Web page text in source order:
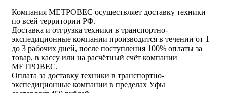
Компания МЕТРОВЕС осуществляет доставку техники
по всей территории РФ.
Доставка и отгрузка техники в транспортно-
экспедиционные компании производится в течении от 1
до 3 рабочих дней, после поступления 100% оплаты за
товар, в кассу или на расчётный счёт компании
МЕТРОВЕС.
Оплата за доставку техники в транспортно-
экспедиционные компании в пределах Уфы